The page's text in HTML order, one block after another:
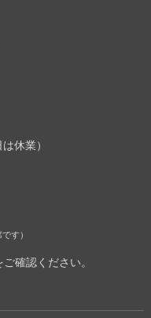
休業）
す）
ご確認ください。